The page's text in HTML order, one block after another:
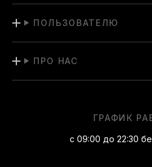
ПОЛЬЗОВАТЕЛЮ
ПРО НАС
ГРАФИК
с 09:00 до 22:30